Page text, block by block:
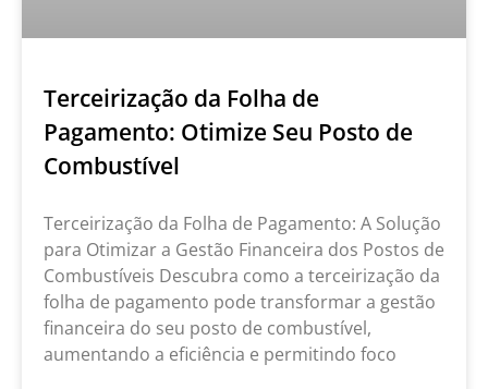
Terceirização da Folha de
Pagamento: Otimize Seu Posto de
Combustível
Terceirização da Folha de Pagamento: A Solução
para Otimizar a Gestão Financeira dos Postos de
Combustíveis Descubra como a terceirização da
folha de pagamento pode transformar a gestão
financeira do seu posto de combustível,
aumentando a eficiência e permitindo foco